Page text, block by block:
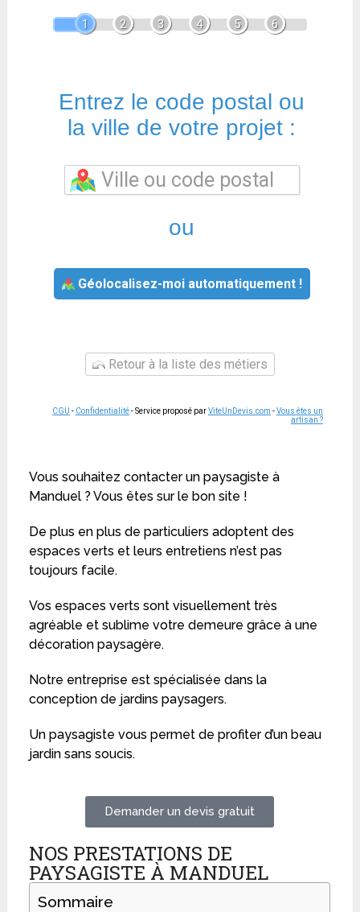
1 2 3 4 5 6
Entrez le code postal ou
la ville de votre projet :
ou
Géolocalisez-moi automatiquement !
Retour à la liste des métiers
CGU - Confidentialité- Service proposé parViteUnDevis.com -Vous êtes un
artisan ?
Vous souhaitez contacter un paysagiste à
Manduel ? Vous êtes sur le bon site !
De plus en plus de particuliers adoptent des
espaces verts et leurs entretiens n’est pas
toujours facile.
Vos espaces verts sont visuellement très
agréable et sublime votre demeure grâce à une
décoration paysagère.
Notre entreprise est spécialisée dans la
conception de jardins paysagers.
Un paysagiste vous permet de profiter d’un beau
jardin sans soucis.
Demander un devis gratuit
NOS PRESTATIONS DE
PAYSAGISTE À MANDUEL
Sommaire